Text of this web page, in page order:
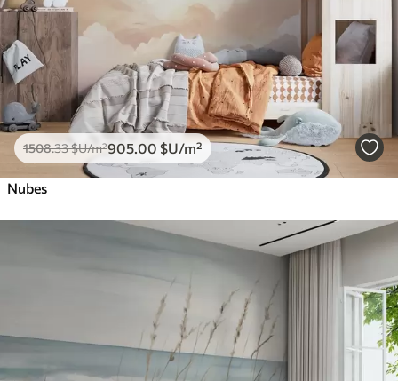
1508.33$U/m²905 .00 $U/m²
Nubes